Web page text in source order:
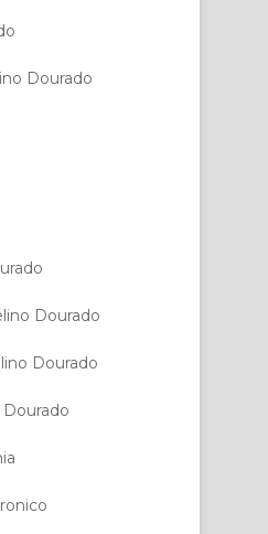
Dourado
Dourado
Dourado